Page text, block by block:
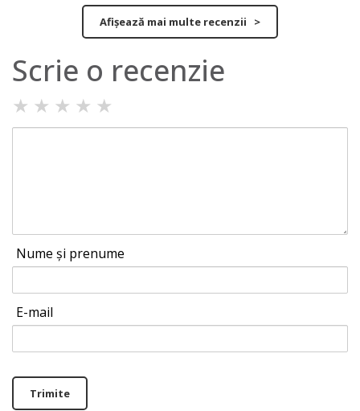
Afișează mai multe recenzii >
Scrie o recenzie
★ ★ ★ ★ ★
Nume și prenume
E-mail
Trimite